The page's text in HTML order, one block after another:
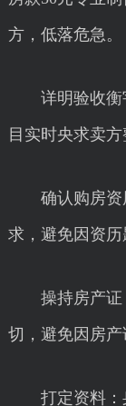
方，低落危急。
详明验收衡
目实时央求卖
确认购房资
求，避免因资历
操持房产证
切，避免因房产
打定资料：